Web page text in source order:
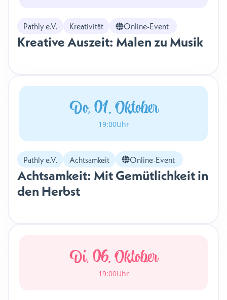
Pathly e.V. Kreativität Online-Event
Kreative Auszeit: Malen zu Musik
Do, 01. Oktober
19:00Uhr
Pathly e.V. Achtsamkeit Online-Event
Achtsamkeit: Mit Gemütlichkeit in
den Herbst
Di, 06. Oktober
19:00Uhr